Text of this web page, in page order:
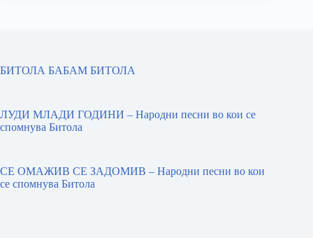
БИТОЛА БАБАМ БИТОЛА
ЛУДИ МЛАДИ ГОДИНИ – Народни песни во кои се
спомнува Битола
СЕ ОМАЖИВ СЕ ЗАДОМИВ – Народни песни во кои
се спомнува Битола